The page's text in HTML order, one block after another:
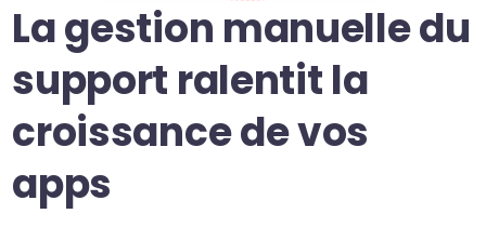
La gestion manuelle du
support ralentit la
croissance de vos
apps